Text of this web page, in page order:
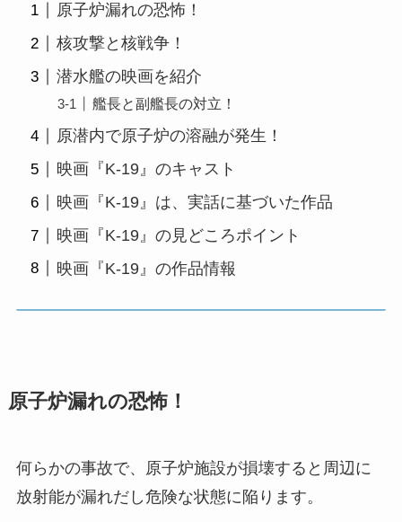
原子炉漏れの恐怖！
核攻撃と核戦争！
潜水艦の映画を紹介
艦長と副艦長の対立！
原潜内で原子炉の溶融が発生！
映画『K-19』のキャスト
映画『K-19』は、実話に基づいた作品
映画『K-19』の見どころポイント
映画『K-19』の作品情報
原子炉漏れの恐怖！
何らかの事故で、原子炉施設が損壊すると周辺に
放射能が漏れだし危険な状態に陥ります。